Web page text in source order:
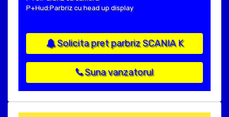
P+Hud:Parbriz cu head up display
Solicita pret parbriz SCANIA K
Suna vanzatorul